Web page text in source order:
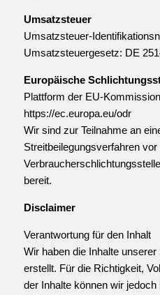
Umsatzsteuer
Umsatzsteuer-
Umsatzsteuergesetz: DE
Europäische
Plattform der EU-
https://ec.europa.eu/odr
Wir sind zur Teilnahme an
Streitbeilegungsverfahren vor
bereit.
Disclaimer
Verantwortung für den Inhalt
Wir haben die Inhalte
erstellt. Für die Richtigkeit,
der Inhalte können wir